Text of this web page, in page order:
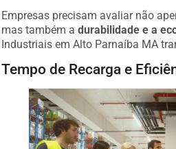
Empresas precisam avaliar não
mas também adurabilidade e a
Industriais em Alto Parnaíba MA
Tempo de Recarga e